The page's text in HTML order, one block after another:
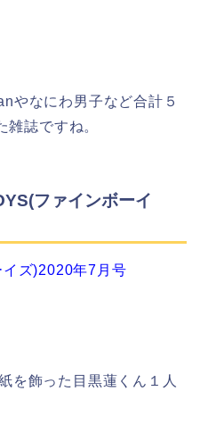
やなにわ男子など合計５
誌ですね。
ファインボーイ
イズ)2020年7月号
を飾った目黒蓮くん１人